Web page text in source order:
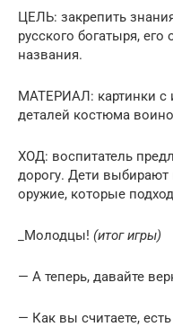
ЦЕЛЬ: закрепить
русского богатыря,
названия.
МАТЕРИАЛ: картинки с
деталей костюма
ХОД: воспитатель
дорогу. Дети
оружие, которые
_Молодцы! (итог игры)
— А теперь, давайте
— Как вы считаете,